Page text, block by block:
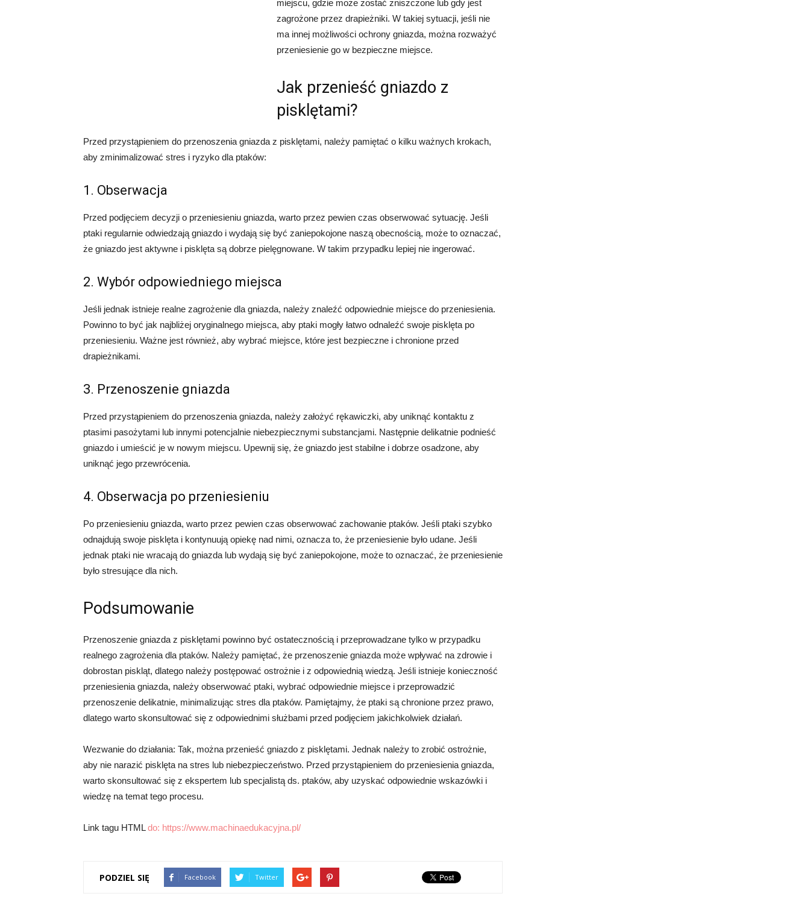
miejscu, gdzie może zostać zniszczone lub gdy jest
zagrożone przez drapieżniki. W takiej sytuacji, jeśli nie
ma innej możliwości ochrony gniazda, można rozważyć
przeniesienie go w bezpieczne miejsce.
Jak przenieść gniazdo z
pisklętami?
Przed przystąpieniem do przenoszenia gniazda z pisklętami, należy pamiętać o kilku ważnych krokach,
aby zminimalizować stres i ryzyko dla ptaków:
1. Obserwacja
Przed podjęciem decyzji o przeniesieniu gniazda, warto przez pewien czas obserwować sytuację. Jeśli
ptaki regularnie odwiedzają gniazdo i wydają się być zaniepokojone naszą obecnością, może to oznaczać,
że gniazdo jest aktywne i pisklęta są dobrze pielęgnowane. W takim przypadku lepiej nie ingerować.
2. Wybór odpowiedniego miejsca
Jeśli jednak istnieje realne zagrożenie dla gniazda, należy znaleźć odpowiednie miejsce do przeniesienia.
Powinno to być jak najbliżej oryginalnego miejsca, aby ptaki mogły łatwo odnaleźć swoje pisklęta po
przeniesieniu. Ważne jest również, aby wybrać miejsce, które jest bezpieczne i chronione przed
drapieżnikami.
3. Przenoszenie gniazda
Przed przystąpieniem do przenoszenia gniazda, należy założyć rękawiczki, aby uniknąć kontaktu z
ptasimi pasożytami lub innymi potencjalnie niebezpiecznymi substancjami. Następnie delikatnie podnieść
gniazdo i umieścić je w nowym miejscu. Upewnij się, że gniazdo jest stabilne i dobrze osadzone, aby
uniknąć jego przewrócenia.
4. Obserwacja po przeniesieniu
Po przeniesieniu gniazda, warto przez pewien czas obserwować zachowanie ptaków. Jeśli ptaki szybko
odnajdują swoje pisklęta i kontynuują opiekę nad nimi, oznacza to, że przeniesienie było udane. Jeśli
jednak ptaki nie wracają do gniazda lub wydają się być zaniepokojone, może to oznaczać, że przeniesienie
było stresujące dla nich.
Podsumowanie
Przenoszenie gniazda z pisklętami powinno być ostatecznością i przeprowadzane tylko w przypadku
realnego zagrożenia dla ptaków. Należy pamiętać, że przenoszenie gniazda może wpływać na zdrowie i
dobrostan piskląt, dlatego należy postępować ostrożnie i z odpowiednią wiedzą. Jeśli istnieje konieczność
przeniesienia gniazda, należy obserwować ptaki, wybrać odpowiednie miejsce i przeprowadzić
przenoszenie delikatnie, minimalizując stres dla ptaków. Pamiętajmy, że ptaki są chronione przez prawo,
dlatego warto skonsultować się z odpowiednimi służbami przed podjęciem jakichkolwiek działań.
Wezwanie do działania: Tak, można przenieść gniazdo z pisklętami. Jednak należy to zrobić ostrożnie,
aby nie narazić pisklęta na stres lub niebezpieczeństwo. Przed przystąpieniem do przeniesienia gniazda,
warto skonsultować się z ekspertem lub specjalistą ds. ptaków, aby uzyskać odpowiednie wskazówki i
wiedzę na temat tego procesu.
Link tagu HTMLdo: https://www.machinaedukacyjna.pl/
PODZIEL SIĘ Facebook Twitter